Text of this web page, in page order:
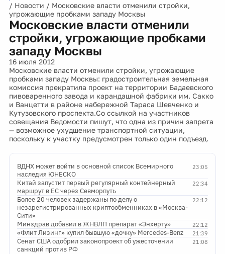
/ Новости / Московские власти отменили стройки,
угрожающие пробками западу Москвы
Московские власти отменили
стройки, угрожающие пробками
западу Москвы
16 июля 2012
Московские власти отменили стройки, угрожающие
пробками западу Москвы: градостроительная земельная
комиссия прекратила проект на территории Бадаевского
пивоваренного завода и карандашной фабрики им. Сакко
и Ванцетти в районе набережной Тараса Шевченко и
Кутузовского проспекта.Со ссылкой на участников
совещания Ведомости пишут, что одна из причин запрета
— возможное ухудшение транспортной ситуации,
поскольку к участку предусмотрен только один подъезд.
23:05
ВДНХ может войти в основной список Всемирного
наследия ЮНЕСКО
22:34
Китай запустит первый регулярный контейнерный
маршрут в ЕС через Севморпуть
22:12
Более 20 человек задержаны по делу о
незарегистрированных криптообменниках в «Москва-
Сити»
22:12
Минздрав добавил в ЖНВЛП препарат «Энхерту»
21:39
«Флит Лизинг» купил бывшую «дочку» Mercedes-Benz
21:08
Сенат США одобрил законопроект об ужесточении
санкций против РФ